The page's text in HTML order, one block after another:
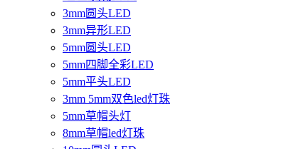
3mm圆头LED
3mm异形LED
5mm圆头LED
5mm四脚全彩LED
5mm平头LED
3mm 5mm双色led灯珠
5mm草帽头灯
8mm草帽led灯珠